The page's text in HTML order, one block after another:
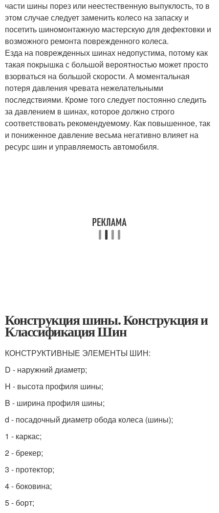
части шины порез или неестественную выпуклость, то в
этом случае следует заменить колесо на запаску и
посетить шиномонтажную мастерскую для дефектовки и
возможного ремонта поврежденного колеса.
Езда на поврежденных шинах недопустима, потому как
такая покрышка с большой вероятностью может просто
взорваться на большой скорости. А моментальная
потеря давления чревата нежелательными
последствиями. Кроме того следует постоянно следить
за давлением в шинах, которое должно строго
соответствовать рекомендуемому. Как повышенное, так
и пониженное давление весьма негативно влияет на
ресурс шин и управляемость автомобиля.
Конструкция шины. Конструкция и
Классификация Шин
КОНСТРУКТИВНЫЕ ЭЛЕМЕНТЫ ШИН:
D - наружний диаметр;
H - высота профиля шины;
B - ширина профиля шины;
d - посадочный диаметр обода колеса (шины);
1 - каркас;
2 - брекер;
3 - протектор;
4 - боковина;
5 - борт;